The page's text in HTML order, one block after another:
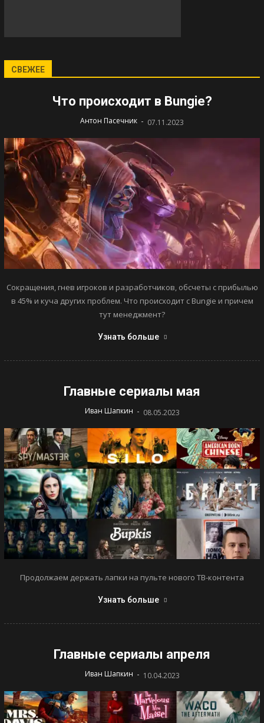
СВЕЖЕЕ
Что происходит в Bungie?
Антон Пасечник - 07.11.2023
Сокращения, гнев игроков и разработчиков, обсчеты с прибылью
в 45% и куча других проблем. Что происходит с Bungie и причем
тут менеджмент?
Узнать больше
Главные сериалы мая
Иван Шапкин - 08.05.2023
Продолжаем держать лапки на пульте нового ТВ-контента
Узнать больше
Главные сериалы апреля
Иван Шапкин - 10.04.2023